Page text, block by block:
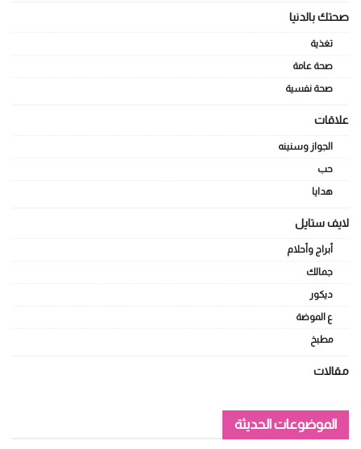
صحتك بالدنيا
تغذية
صحة عامة
صحة نفسية
علاقات
الجواز وسنينه
حب
هدايا
لايف ستايل
أبراج وأحلام
جمالك
ديكور
ع الموضة
مطبخ
مقالات
الموضوعات الحديثة